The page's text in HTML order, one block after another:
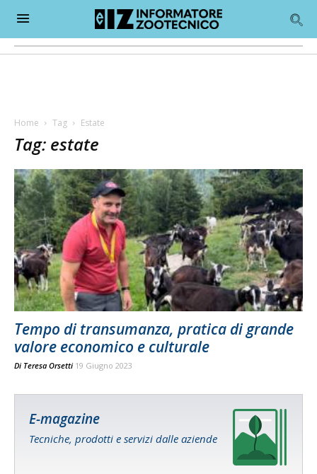
Home Tag Estate
Tag: estate
Tempo di transumanza, pratica di grande
valore economico e culturale
Di Teresa Orsetti 19 Giugno 2023
E-magazine
Tecniche, prodotti e servizi dalle aziende